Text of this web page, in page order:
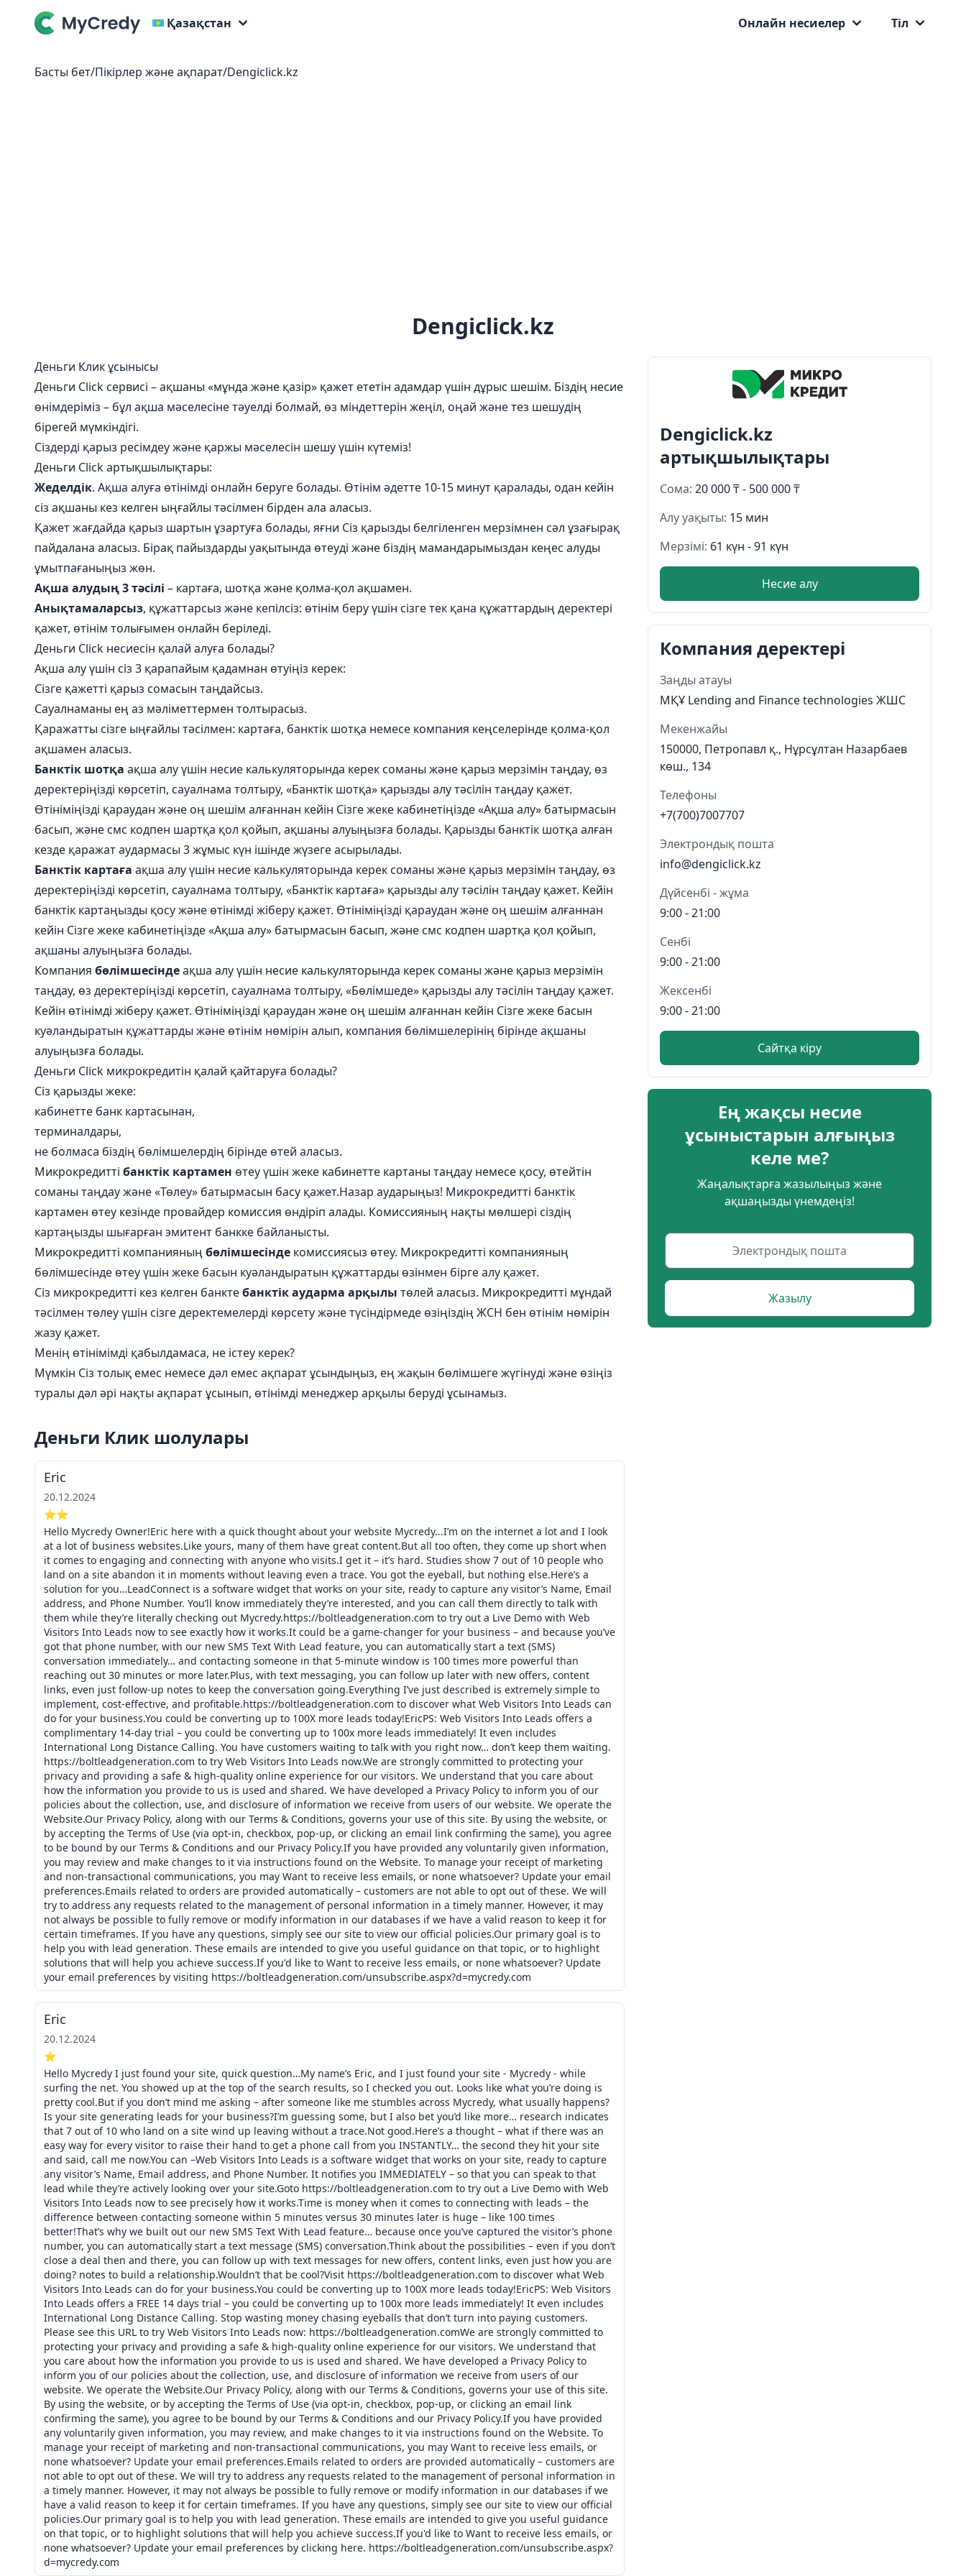
Қазақстан Онлайн несиелер Тіл
Басты бет/Пікірлер және ақпарат/Dengiclick.kz
Dengiclick.kz
Dengiclick.kz
артықшылықтары
Сома:20 000 ₸ - 500 000 ₸
Алу уақыты: 15 мин
Мерзімі: 61 күн - 91 күн
Несие алу
Компания деректері
Заңды атауы
МҚҰ Lending and Finance technologies ЖШС
Мекенжайы
150000, Петропавл қ., Нұрсұлтан Назарбаев
көш., 134
Телефоны
+7(700)7007707
Электрондық пошта
info@dengiclick.kz
Дүйсенбі - жұма
9:00 - 21:00
Сенбі
9:00 - 21:00
Жексенбі
9:00 - 21:00
Сайтқа кіру
Ең жақсы несие
ұсыныстарын алғыңыз
келе ме?
Жаңалықтарға жазылыңыз және
ақшаңызды үнемдеңіз!
Жазылу
Деньги Клик ұсынысы
Деньги Сlick сервисі – ақшаны «мұнда және қазір» қажет ететін адамдар үшін дұрыс шешім. Біздің несие
өнімдеріміз – бұл ақша мәселесіне тәуелді болмай, өз міндеттерін жеңіл, оңай және тез шешудің
бірегей мүмкіндігі.
Сіздерді қарыз ресімдеу және қаржы мәселесін шешу үшін күтеміз!
Деньги Click артықшылықтары:
Жеделдік. Ақша алуға өтінімді онлайн беруге болады. Өтінім әдетте 10-15 минут қаралады, одан кейін
сіз ақшаны кез келген ыңғайлы тәсілмен бірден ала аласыз.
Қажет жағдайда қарыз шартын ұзартуға болады, яғни Сіз қарызды белгіленген мерзімнен сәл ұзағырақ
пайдалана аласыз. Бірақ пайыздарды уақытында өтеуді және біздің мамандарымыздан кеңес алуды
ұмытпағаныңыз жөн.
Ақша алудың 3 тәсілі – картаға, шотқа және қолма-қол ақшамен.
Анықтамаларсыз, құжаттарсыз және кепілсіз: өтінім беру үшін сізге тек қана құжаттардың деректері
қажет, өтінім толығымен онлайн беріледі.
Деньги Click несиесін қалай алуға болады?
Ақша алу үшін сіз 3 қарапайым қадамнан өтуіңіз керек:
Сізге қажетті қарыз сомасын таңдайсыз.
Сауалнаманы ең аз мәліметтермен толтырасыз.
Қаражатты сізге ыңғайлы тәсілмен: картаға, банктік шотқа немесе компания кеңселерінде қолма-қол
ақшамен аласыз.
Банктік шотқа ақша алу үшін несие калькуляторында керек соманы және қарыз мерзімін таңдау, өз
деректеріңізді көрсетіп, сауалнама толтыру, «Банктік шотқа» қарызды алу тәсілін таңдау қажет.
Өтініміңізді қараудан және оң шешім алғаннан кейін Сізге жеке кабинетіңізде «Ақша алу» батырмасын
басып, және смс кодпен шартқа қол қойып, ақшаны алуыңызға болады. Қарызды банктік шотқа алған
кезде қаражат аудармасы 3 жұмыс күн ішінде жүзеге асырылады.
Банктік картаға ақша алу үшін несие калькуляторында керек соманы және қарыз мерзімін таңдау, өз
деректеріңізді көрсетіп, сауалнама толтыру, «Банктік картаға» қарызды алу тәсілін таңдау қажет. Кейін
банктік картаңызды қосу және өтінімді жіберу қажет. Өтініміңізді қараудан және оң шешім алғаннан
кейін Сізге жеке кабинетіңізде «Ақша алу» батырмасын басып, және смс кодпен шартқа қол қойып,
ақшаны алуыңызға болады.
Компания бөлімшесіндеақша алу үшін несие калькуляторында керек соманы және қарыз мерзімін
таңдау, өз деректеріңізді көрсетіп, сауалнама толтыру, «Бөлімшеде» қарызды алу тәсілін таңдау қажет.
Кейін өтінімді жіберу қажет. Өтініміңізді қараудан және оң шешім алғаннан кейін Сізге жеке басын
куәландыратын құжаттарды және өтінім нөмірін алып, компания бөлімшелерінің бірінде ақшаны
алуыңызға болады.
Деньги Click микрокредитін қалай қайтаруға болады?
Сіз қарызды жеке:
кабинетте банк картасынан,
терминалдары,
не болмаса біздің бөлімшелердің бірінде өтей аласыз.
Микрокредитті банктік картамен өтеу үшін жеке кабинетте картаны таңдау немесе қосу, өтейтін
соманы таңдау және «Төлеу» батырмасын басу қажет.Назар аударыңыз! Микрокредитті банктік
картамен өтеу кезінде провайдер комиссия өндіріп алады. Комиссияның нақты мөлшері сіздің
картаңызды шығарған эмитент банкке байланысты.
Микрокредитті компанияның бөлімшесінде комиссиясыз өтеу. Микрокредитті компанияның
бөлімшесінде өтеу үшін жеке басын куәландыратын құжаттарды өзінмен бірге алу қажет.
Сіз микрокредитті кез келген банктебанктік аударма арқылы төлей аласыз. Микрокредитті мұндай
тәсілмен төлеу үшін сізге деректемелерді көрсету және түсіндірмеде өзіңіздің ЖСН бен өтінім нөмірін
жазу қажет.
Менің өтінімімді қабылдамаса, не істеу керек?
Мүмкін Сіз толық емес немесе дәл емес ақпарат ұсындыңыз, ең жақын бөлімшеге жүгінуді және өзіңіз
туралы дәл әрі нақты ақпарат ұсынып, өтінімді менеджер арқылы беруді ұсынамыз.
Деньги Клик шолулары
Eric
20.12.2024
⭐⭐
Hello Mycredy Owner!Eric here with a quick thought about your website Mycredy...I’m on the internet a lot and I look
at a lot of business websites.Like yours, many of them have great content.But all too often, they come up short when
it comes to engaging and connecting with anyone who visits.I get it – it’s hard. Studies show 7 out of 10 people who
land on a site abandon it in moments without leaving even a trace. You got the eyeball, but nothing else.Here’s a
solution for you…LeadConnect is a software widget that works on your site, ready to capture any visitor’s Name, Email
address, and Phone Number. You’ll know immediately they’re interested, and you can call them directly to talk with
them while they’re literally checking out Mycredy.https://boltleadgeneration.com to try out a Live Demo with Web
Visitors Into Leads now to see exactly how it works.It could be a game-changer for your business – and because you’ve
got that phone number, with our new SMS Text With Lead feature, you can automatically start a text (SMS)
conversation immediately… and contacting someone in that 5-minute window is 100 times more powerful than
reaching out 30 minutes or more later.Plus, with text messaging, you can follow up later with new offers, content
links, even just follow-up notes to keep the conversation going.Everything I’ve just described is extremely simple to
implement, cost-effective, and profitable.https://boltleadgeneration.com to discover what Web Visitors Into Leads can
do for your business.You could be converting up to 100X more leads today!EricPS: Web Visitors Into Leads offers a
complimentary 14-day trial – you could be converting up to 100x more leads immediately! It even includes
International Long Distance Calling. You have customers waiting to talk with you right now… don’t keep them waiting.
https://boltleadgeneration.com to try Web Visitors Into Leads now.We are strongly committed to protecting your
privacy and providing a safe & high-quality online experience for our visitors. We understand that you care about
how the information you provide to us is used and shared. We have developed a Privacy Policy to inform you of our
policies about the collection, use, and disclosure of information we receive from users of our website. We operate the
Website.Our Privacy Policy, along with our Terms & Conditions, governs your use of this site. By using the website, or
by accepting the Terms of Use (via opt-in, checkbox, pop-up, or clicking an email link confirming the same), you agree
to be bound by our Terms & Conditions and our Privacy Policy.If you have provided any voluntarily given information,
you may review and make changes to it via instructions found on the Website. To manage your receipt of marketing
and non-transactional communications, you may Want to receive less emails, or none whatsoever? Update your email
preferences.Emails related to orders are provided automatically – customers are not able to opt out of these. We will
try to address any requests related to the management of personal information in a timely manner. However, it may
not always be possible to fully remove or modify information in our databases if we have a valid reason to keep it for
certain timeframes. If you have any questions, simply see our site to view our official policies.Our primary goal is to
help you with lead generation. These emails are intended to give you useful guidance on that topic, or to highlight
solutions that will help you achieve success.If you'd like to Want to receive less emails, or none whatsoever? Update
your email preferences by visiting https://boltleadgeneration.com/unsubscribe.aspx?d=mycredy.com
Eric
20.12.2024
⭐
Hello Mycredy I just found your site, quick question…My name’s Eric, and I just found your site - Mycredy - while
surfing the net. You showed up at the top of the search results, so I checked you out. Looks like what you’re doing is
pretty cool.But if you don’t mind me asking – after someone like me stumbles across Mycredy, what usually happens?
Is your site generating leads for your business?I’m guessing some, but I also bet you’d like more… research indicates
that 7 out of 10 who land on a site wind up leaving without a trace.Not good.Here’s a thought – what if there was an
easy way for every visitor to raise their hand to get a phone call from you INSTANTLY… the second they hit your site
and said, call me now.You can –Web Visitors Into Leads is a software widget that works on your site, ready to capture
any visitor’s Name, Email address, and Phone Number. It notifies you IMMEDIATELY – so that you can speak to that
lead while they’re actively looking over your site.Goto https://boltleadgeneration.com to try out a Live Demo with Web
Visitors Into Leads now to see precisely how it works.Time is money when it comes to connecting with leads – the
difference between contacting someone within 5 minutes versus 30 minutes later is huge – like 100 times
better!That’s why we built out our new SMS Text With Lead feature… because once you’ve captured the visitor’s phone
number, you can automatically start a text message (SMS) conversation.Think about the possibilities – even if you don’t
close a deal then and there, you can follow up with text messages for new offers, content links, even just how you are
doing? notes to build a relationship.Wouldn’t that be cool?Visit https://boltleadgeneration.com to discover what Web
Visitors Into Leads can do for your business.You could be converting up to 100X more leads today!EricPS: Web Visitors
Into Leads offers a FREE 14 days trial – you could be converting up to 100x more leads immediately! It even includes
International Long Distance Calling. Stop wasting money chasing eyeballs that don’t turn into paying customers.
Please see this URL to try Web Visitors Into Leads now: https://boltleadgeneration.comWe are strongly committed to
protecting your privacy and providing a safe & high-quality online experience for our visitors. We understand that
you care about how the information you provide to us is used and shared. We have developed a Privacy Policy to
inform you of our policies about the collection, use, and disclosure of information we receive from users of our
website. We operate the Website.Our Privacy Policy, along with our Terms & Conditions, governs your use of this site.
By using the website, or by accepting the Terms of Use (via opt-in, checkbox, pop-up, or clicking an email link
confirming the same), you agree to be bound by our Terms & Conditions and our Privacy Policy.If you have provided
any voluntarily given information, you may review, and make changes to it via instructions found on the Website. To
manage your receipt of marketing and non-transactional communications, you may Want to receive less emails, or
none whatsoever? Update your email preferences.Emails related to orders are provided automatically – customers are
not able to opt out of these. We will try to address any requests related to the management of personal information in
a timely manner. However, it may not always be possible to fully remove or modify information in our databases if we
have a valid reason to keep it for certain timeframes. If you have any questions, simply see our site to view our official
policies.Our primary goal is to help you with lead generation. These emails are intended to give you useful guidance
on that topic, or to highlight solutions that will help you achieve success.If you'd like to Want to receive less emails, or
none whatsoever? Update your email preferences by clicking here. https://boltleadgeneration.com/unsubscribe.aspx?
d=mycredy.com